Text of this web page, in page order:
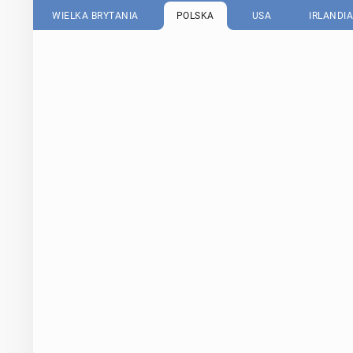
WIELKA BRYTANIA POLSKA USA IRLANDIA